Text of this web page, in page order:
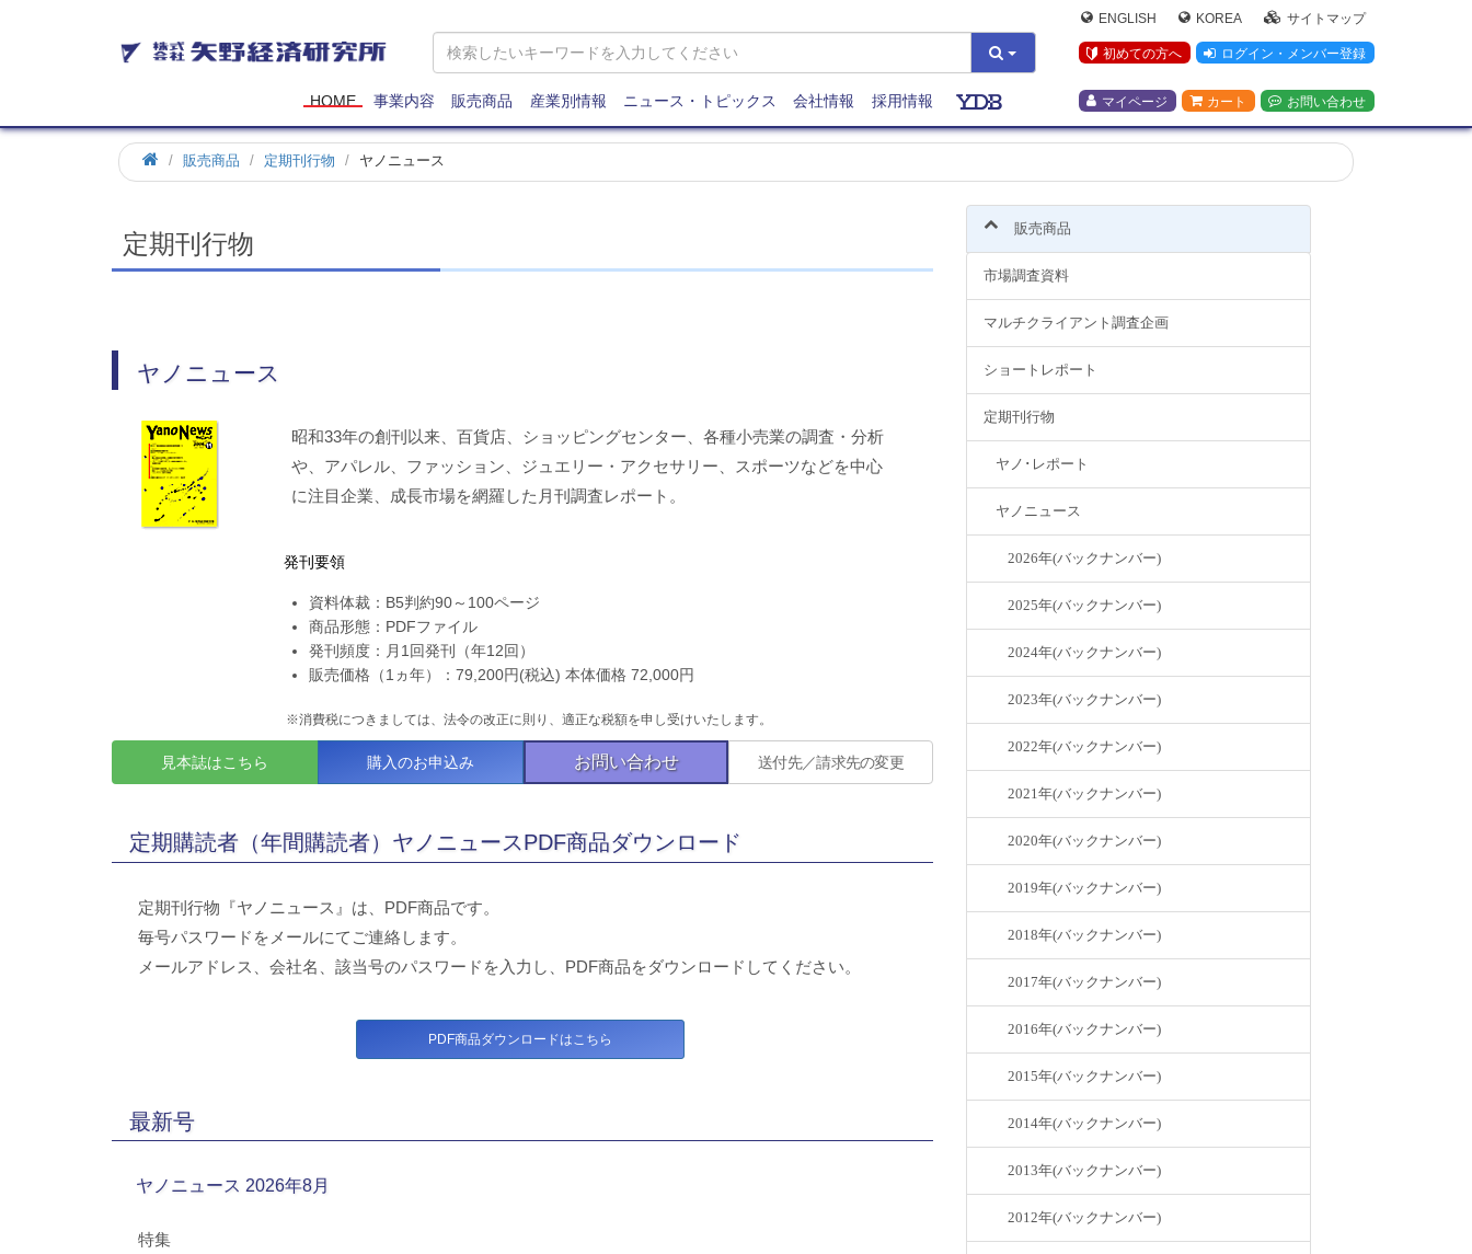
矢
野
研
究
所
ENGLISH KOREA サイトマップ
初めての方へ ログイン・メンバー登録
マイページ カート お問い合わせ
HOME 事業内容 販売商品 産業別情報 ニュース・トピックス 会社情報 採用情報
ホ
ー
販売商品 定期刊行物 ヤノニュース
定期刊行物
ヤノニュース
昭和33年の創刊以来、百貨店、ショッピングセンター、各種小売業の調査・分析
や、アパレル、ファッション、ジュエリー・アクセサリー、スポーツなどを中心
に注目企業、成長市場を網羅した月刊調査レポート。
発刊要領
資料体裁：B5判約90～100ページ
商品形態：PDFファイル
発刊頻度：月1回発刊（年12回）
販売価格（1ヵ年）：79,200円(税込) 本体価格 72,000円
※消費税につきましては、法令の改正に則り、適正な税額を申し受けいたします。
見本誌はこちら 購入のお申込み お問い合わせ 送付先／請求先の変更
定期購読者（年間購読者）ヤノニュースPDF商品ダウンロード
定期刊行物『ヤノニュース』は、PDF商品です。
毎号パスワードをメールにてご連絡します。
メールアドレス、会社名、該当号のパスワードを入力し、PDF商品をダウンロードしてください。
PDF商品ダウンロードはこちら
最新号
ヤノニュース 2026年8月
特集
販売商品
市場調査資料
マルチクライアント調査企画
ショートレポート
定期刊行物
ヤノ･レポート
ヤノニュース
2026年(バックナンバー)
2025年(バックナンバー)
2024年(バックナンバー)
2023年(バックナンバー)
2022年(バックナンバー)
2021年(バックナンバー)
2020年(バックナンバー)
2019年(バックナンバー)
2018年(バックナンバー)
2017年(バックナンバー)
2016年(バックナンバー)
2015年(バックナンバー)
2014年(バックナンバー)
2013年(バックナンバー)
2012年(バックナンバー)